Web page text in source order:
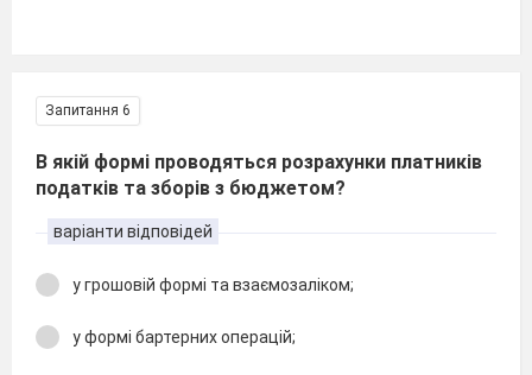
Запитання 6
В якій формі проводяться розрахунки платників
податків та зборів з бюджетом?
варіанти відповідей
у грошовій формі та взаємозаліком;
у формі бартерних операцій;